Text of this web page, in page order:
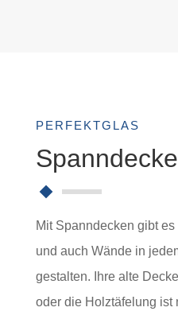
PERFEKTGLAS
Mit Spanndecken gibt
und auch Wände in
gestalten. Ihre alte
oder die Holztäfelung ist